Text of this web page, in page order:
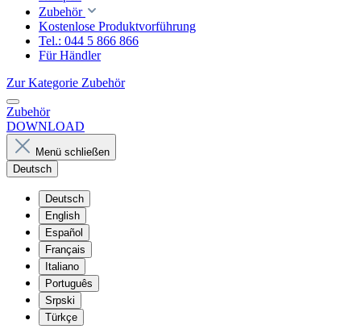
Zubehör
Kostenlose Produktvorführung
Tel.: 044 5 866 866
Für Händler
Zur Kategorie Zubehör
Zubehör
DOWNLOAD
Menü schließen
Deutsch
Deutsch
English
Español
Français
Italiano
Português
Srpski
Türkçe